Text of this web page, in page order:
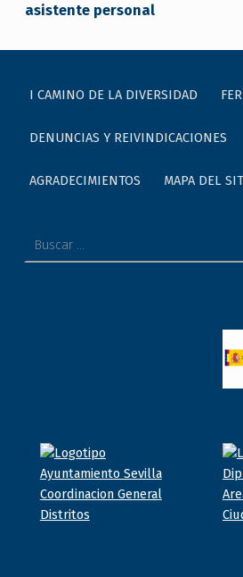
asistente personal
I CAMINO DE LA DIVERSIDAD
DENUNCIAS Y REIVINDICACIONES
AGRADECIMIENTOS MAPA DEL